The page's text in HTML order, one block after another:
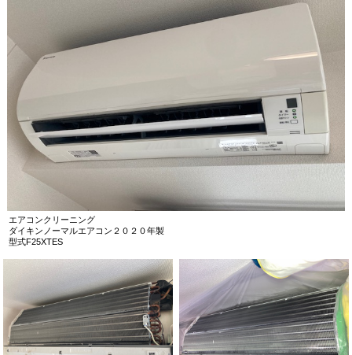
エアコンクリーニング
ダイキンノーマルエアコン２０２０年製
型式F25XTES